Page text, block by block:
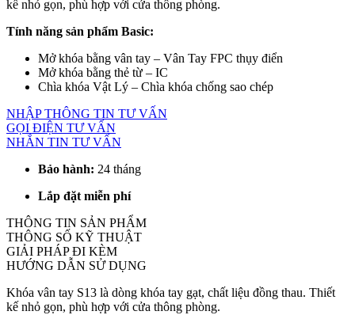
kế nhỏ gọn, phù hợp với cửa thông phòng.
Tính năng sản phẩm Basic:
Mở khóa bằng vân tay – Vân Tay FPC thụy điển
Mở khóa bằng thẻ từ – IC
Chìa khóa Vật Lý – Chìa khóa chống sao chép
NHẬP THÔNG TIN TƯ VẤN
GỌI ĐIỆN TƯ VẤN
NHẮN TIN TƯ VẤN
Bảo hành: 24 tháng
Lắp đặt miễn phí
THÔNG TIN SẢN PHẨM
THÔNG SỐ KỸ THUẬT
GIẢI PHÁP ĐI KÈM
HƯỚNG DẪN SỬ DỤNG
Khóa vân tay S13 là dòng khóa tay gạt, chất liệu đồng thau. Thiết
kế nhỏ gọn, phù hợp với cửa thông phòng.